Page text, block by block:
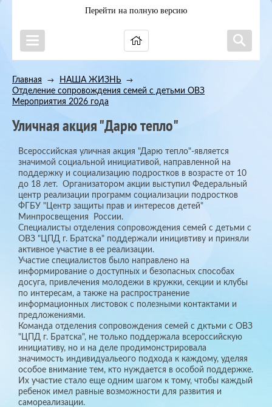
Перейти на полную версию
Главная → НАША ЖИЗНЬ →
Отделение сопровождения семей с детьми ОВЗ
Мероприятия 2026 года
Уличная акция "Дарю тепло"
Всероссийская уличная акция "Дарю тепло"-является
значимой социальной инициативой, направленной на
поддержку и социализацию подростков в возрасте от 10
до 18 лет. Организатором акции выступил Федеральный
центр реализации программ социализации подростков
ФГБУ "Центр защиты прав и интересов детей"
Минпросвещения России.
Специалисты отделения сопровождения семей с детьми с
ОВЗ "ЦПД г. Братска" поддержали иницивтиву и приняли
активное участие в ее реализации.
Участие специалистов было направлено на
информирование о доступных и безопасных способах
досуга, привлечения молодежи в кружки, секции и клубы
по интересам, а также на распространение
информационных листовок с полезными контактами и
предложениями.
Команда отделения сопровождения семей с дктьми с ОВЗ
"ЦПД г. Братска", не только поддержала всероссийскую
инициативу, но и на деле продимонстрировала
значимость индивидуальеого подхода к каждому, уделяя
особое внимание тем, кто нуждается в особой поддержке.
Их участие стало еще одним шагом к тому, чтобы каждый
ребенок имел равные возможности для развития и
самореализации.